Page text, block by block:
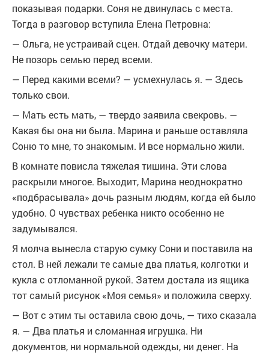
показывая подарки. Соня не двинулась с места.
Тогда в разговор вступила Елена Петровна:
— Ольга, не устраивай сцен. Отдай девочку матери.
Не позорь семью перед всеми.
— Перед какими всеми? — усмехнулась я. — Здесь
только свои.
— Мать есть мать, — твердо заявила свекровь. —
Какая бы она ни была. Марина и раньше оставляла
Соню то мне, то знакомым. И все нормально жили.
В комнате повисла тяжелая тишина. Эти слова
раскрыли многое. Выходит, Марина неоднократно
«подбрасывала» дочь разным людям, когда ей было
удобно. О чувствах ребенка никто особенно не
задумывался.
Я молча вынесла старую сумку Сони и поставила на
стол. В ней лежали те самые два платья, колготки и
кукла с отломанной рукой. Затем достала из ящика
тот самый рисунок «Моя семья» и положила сверху.
— Вот с этим ты оставила свою дочь, — тихо сказала
я. — Два платья и сломанная игрушка. Ни
документов, ни нормальной одежды, ни денег. На